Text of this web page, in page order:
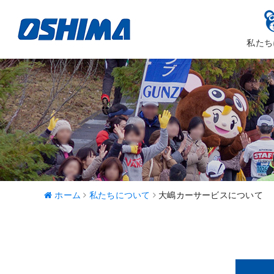
私た
大嶋カーサ
ハッ
ホーム 私たちについて 大嶋カーサービスについて